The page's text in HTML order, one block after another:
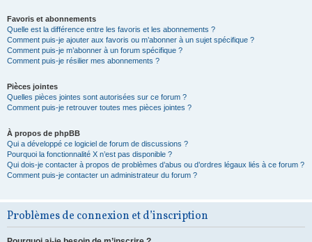
Favoris et abonnements
Quelle est la différence entre les favoris et les abonnements ?
Comment puis-je ajouter aux favoris ou m’abonner à un sujet spécifique ?
Comment puis-je m’abonner à un forum spécifique ?
Comment puis-je résilier mes abonnements ?
Pièces jointes
Quelles pièces jointes sont autorisées sur ce forum ?
Comment puis-je retrouver toutes mes pièces jointes ?
À propos de phpBB
Qui a développé ce logiciel de forum de discussions ?
Pourquoi la fonctionnalité X n’est pas disponible ?
Qui dois-je contacter à propos de problèmes d’abus ou d’ordres légaux liés à ce forum ?
Comment puis-je contacter un administrateur du forum ?
Problèmes de connexion et d’inscription